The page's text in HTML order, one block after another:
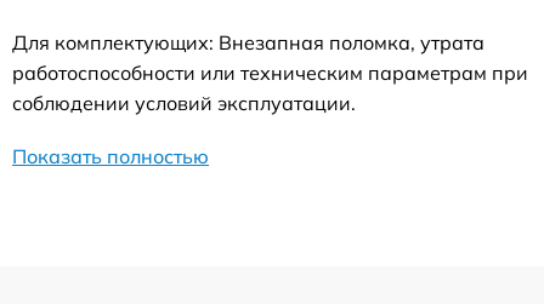
Для комплектующих: Внезапная поломка, утрата
работоспособности или техническим параметрам при
соблюдении условий эксплуатации.
Показать полностью